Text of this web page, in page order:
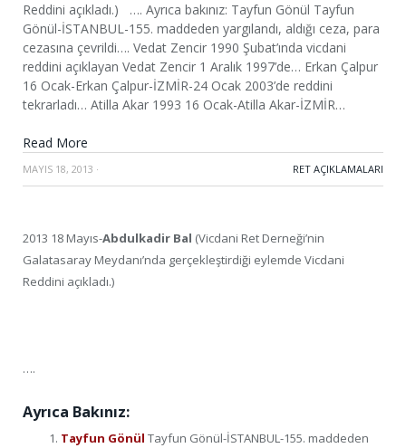
Reddini açıkladı.) …. Ayrıca bakınız: Tayfun Gönül Tayfun
Gönül-İSTANBUL-155. maddeden yargılandı, aldığı ceza, para
cezasına çevrildi…. Vedat Zencir 1990 Şubat’ında vicdani
reddini açıklayan Vedat Zencir 1 Aralık 1997’de… Erkan Çalpur
16 Ocak-Erkan Çalpur-İZMİR-24 Ocak 2003’de reddini
tekrarladı… Atilla Akar 1993 16 Ocak-Atilla Akar-İZMİR…
Read More
MAYIS 18, 2013 · RET AÇIKLAMALARI
2013 18 Mayıs-Abdulkadir Bal (Vicdani Ret Derneği’nin
Galatasaray Meydanı’nda gerçekleştirdiği eylemde Vicdani
Reddini açıkladı.)
….
Ayrıca Bakınız:
Tayfun Gönül Tayfun Gönül-İSTANBUL-155. maddeden